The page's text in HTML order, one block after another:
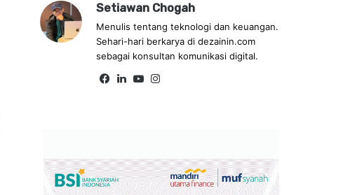
Setiawan Chogah
Menulis tentang teknologi dan keuangan.
Sehari-hari berkarya di dezainin.com
sebagai konsultan komunikasi digital.
Fa Lin Yo